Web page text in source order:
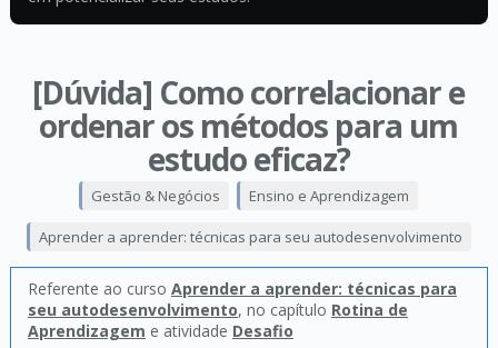
[Dúvida] Como correlacionar e
ordenar os métodos para um
estudo eficaz?
Gestão & Negócios Ensino e Aprendizagem
Aprender a aprender: técnicas para seu autodesenvolvimento
Referente ao curso Aprender a aprender: técnicas para
seu autodesenvolvimento, no capítulo Rotina de
Aprendizagem e atividade Desafio